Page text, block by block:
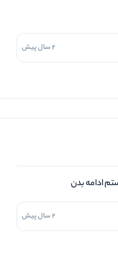
2 سال پیش
ادامه بدن
2 سال پیش